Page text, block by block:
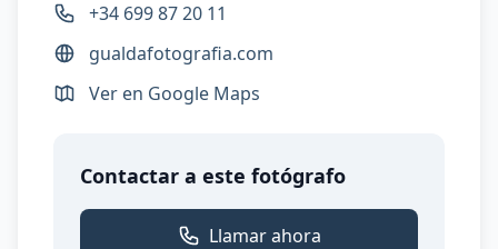
+34 699 87 20 11
gualdafotografia.com
Ver en Google Maps
Contactar a este fotógrafo
Llamar ahora